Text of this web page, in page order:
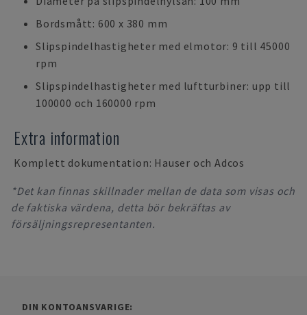
Bordsmått: 600 x 380 mm
Slipspindelhastigheter med elmotor: 9 till 45000
rpm
Slipspindelhastigheter med luftturbiner: upp till
100000 och 160000 rpm
Extra information
Komplett dokumentation: Hauser och Adcos
*Det kan finnas skillnader mellan de data som visas och
de faktiska värdena, detta bör bekräftas av
försäljningsrepresentanten.
DIN KONTOANSVARIGE: